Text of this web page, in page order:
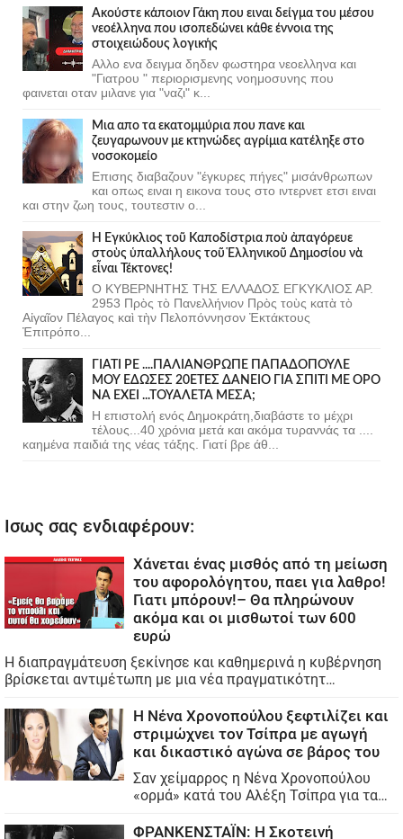
Ακούστε κάποιον Γάκη που ειναι δείγμα του μέσου
νεοέλληνα που ισοπεδώνει κάθε έννοια της
στοιχειώδους λογικής
Αλλο ενα δειγμα δηδεν φωστηρα νεοελληνα και
"Γιατρου " περιορισμενης νοημοσυνης που
φαινεται οταν μιλανε για "ναζι" κ...
Μια απο τα εκατομμύρια που πανε και
ζευγαρωνουν με κτηνώδες αγρίμια κατέληξε στο
νοσοκομείο
Επισης διαβαζουν "έγκυρες πήγες" μισάνθρωπων
και οπως ειναι η εικονα τους στο ιντερνετ ετσι ειναι
και στην ζωη τους, τουτεστιν ο...
Ἡ Ἐγκύκλιος τοῦ Καποδίστρια ποὺ ἀπαγόρευε
στοὺς ὑπαλλήλους τοῦ Ἑλληνικοῦ Δημοσίου νὰ
εἶναι Τέκτονες!
Ο ΚΥΒΕΡΝΗΤΗΣ ΤΗΣ ΕΛΛΑΔΟΣ ΕΓΚΥΚΛΙΟΣ ΑΡ.
2953 Πρὸς τὸ Πανελλήνιον Πρὸς τοὺς κατὰ τὸ
Αἰγαῖον Πέλαγος καὶ τὴν Πελοπόννησον Ἐκτάκτους
Ἐπιτρόπο...
ΓΙΑΤΙ ΡΕ ....ΠΑΛΙΑΝΘΡΩΠΕ ΠΑΠΑΔΟΠΟΥΛΕ
ΜΟΥ ΕΔΩΣΕΣ 20ΕΤΕΣ ΔΑΝΕΙΟ ΓΙΑ ΣΠΙΤΙ ΜΕ ΟΡΟ
ΝΑ ΕΧΕΙ ...ΤΟΥΑΛΕΤΑ ΜΕΣΑ;
Η επιστολή ενός Δημοκράτη,διαβάστε το μέχρι
τέλους...40 χρόνια μετά και ακόμα τυραννάς τα ....
καημένα παιδιά της νέας τάξης. Γιατί βρε άθ...